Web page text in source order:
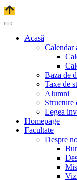
Acasă
Calendar
Baza de
Taxe de
Alumni
Structure
Legea
Homepage
Facultate
Despre